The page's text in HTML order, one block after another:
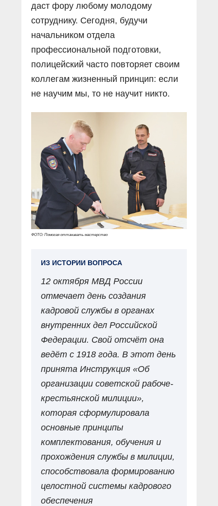
даст фору любому молодому
сотруднику. Сегодня, будучи
начальником отдела
профессиональной подготовки,
полицейский часто повторяет своим
коллегам жизненный принцип: если
не научим мы, то не научит никто.
ФОТО: Помогая оттачивать мастерство
ИЗ ИСТОРИИ ВОПРОСА
12 октября МВД России
отмечает день создания
кадровой службы в органах
внутренних дел Российской
Федерации. Свой отсчёт она
ведёт с 1918 года. В этот день
принята Инструкция «Об
организации советской рабоче-
крестьянской милиции»,
которая сформулировала
основные принципы
комплектования, обучения и
прохождения службы в милиции,
способствовала формированию
целостной системы кадрового
обеспечения